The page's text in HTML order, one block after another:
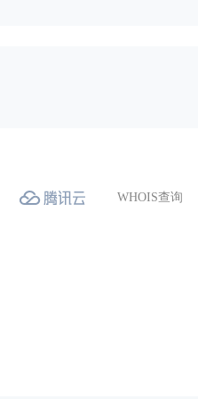
WHOIS查询